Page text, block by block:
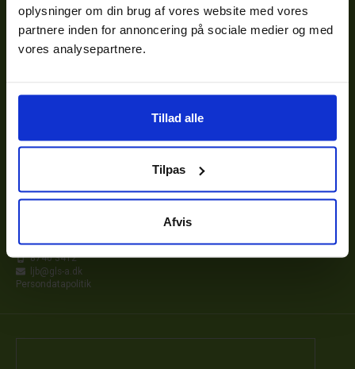
oplysninger om din brug af vores website med vores
partnere inden for annoncering på sociale medier og med
vores analysepartnere.
Tillad alle
Tilpas
Afvis
Efter- og videreuddannelse giver ny
8740 3412
ljb@gls-a.dk
Persondatapolitik